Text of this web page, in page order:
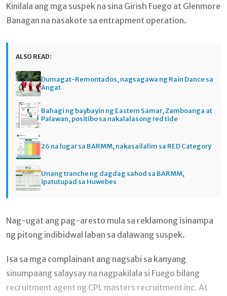
Kinilala ang mga suspek na sina Girish Fuego at Glenmore
Banagan na nasakote sa entrapment operation.
ALSO READ:
Dumagat-Remontados, nagsagawa ng Rain Dance sa
Angat
Bahagi ng baybayin ng Eastern Samar, Zamboanga at
Palawan, positibo sa nakalalasong red tide
26 na lugar sa BARMM, nakasailalim sa RED Category
Unang tranche ng dagdag sahod sa BARMM,
ipatutupad sa Huwebes
Nag-ugat ang pag-aresto mula sa reklamong isinampa
ng pitong indibidwal laban sa dalawang suspek.
Isa sa mga complainant ang nagsabi sa kanyang
sinumpaang salaysay na nagpakilala si Fuego bilang
recruitment agent ng CPL masters recruitment inc. At